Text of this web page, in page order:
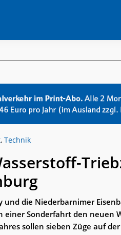
, Technik
und die Niederbarnimer
einer Sonderfahrt den neuen
sollen sieben Züge auf